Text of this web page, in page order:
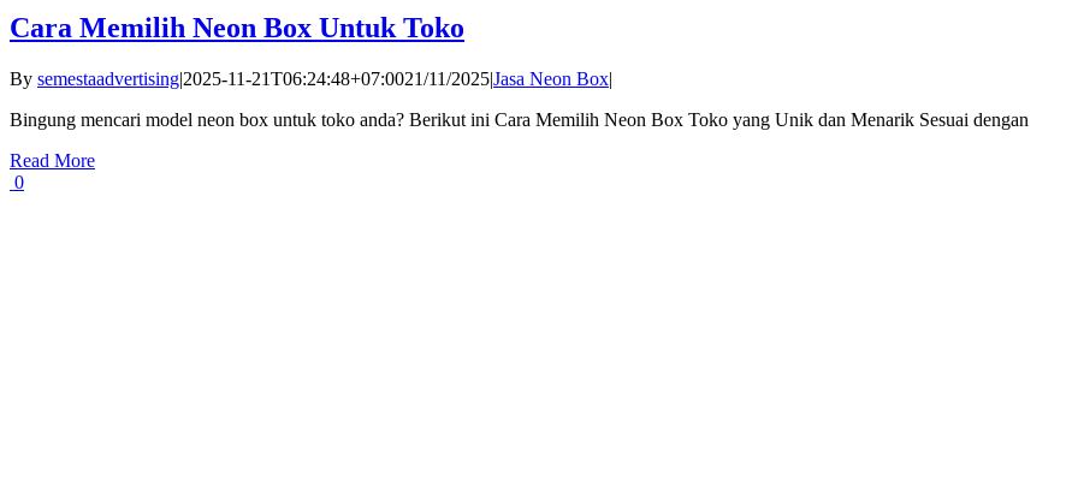
Cara Memilih Neon Box Untuk Toko
By semestaadvertising|2025-11-21T06:24:48+07:0021/11/2025|Jasa Neon Box|
Bingung mencari model neon box untuk toko anda? Berikut ini Cara Memilih Neon Box Toko yang Unik dan Menarik Sesuai dengan
Read More
0